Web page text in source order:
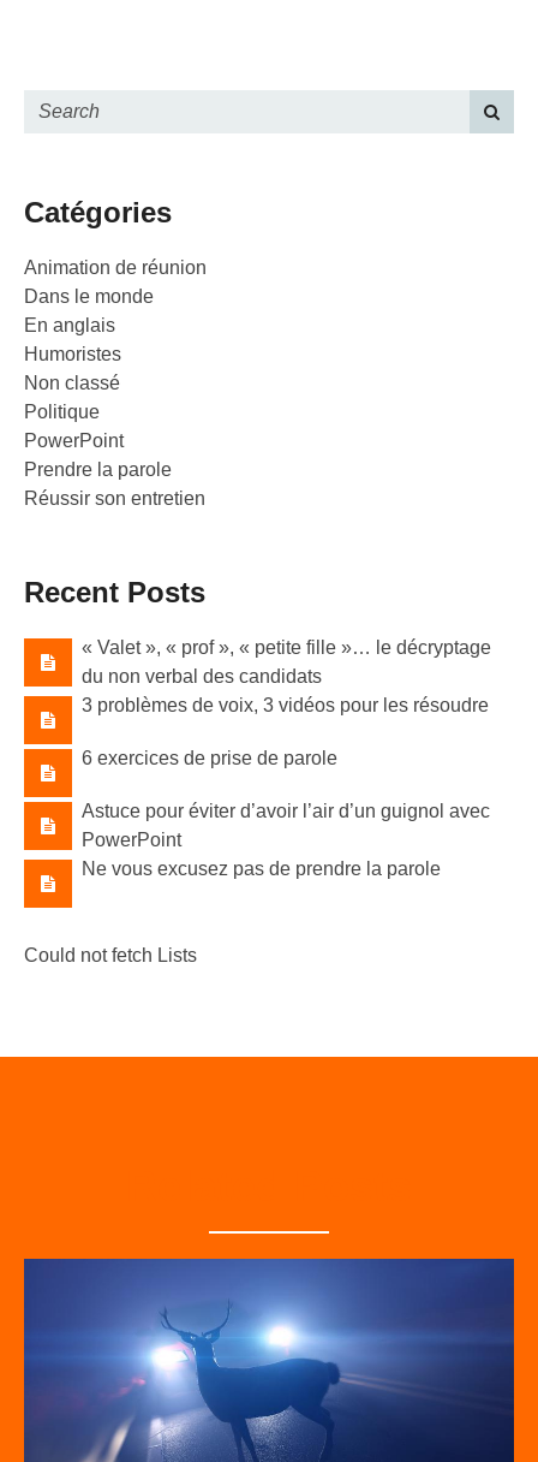
Catégories
Animation de réunion
Dans le monde
En anglais
Humoristes
Non classé
Politique
PowerPoint
Prendre la parole
Réussir son entretien
Recent Posts
« Valet »​, « prof »​, « petite fille »​… le décryptage
du non verbal des candidats
3 problèmes de voix, 3 vidéos pour les résoudre
6 exercices de prise de parole
Astuce pour éviter d’avoir l’air d’un guignol avec
PowerPoint
Ne vous excusez pas de prendre la parole
Could not fetch Lists